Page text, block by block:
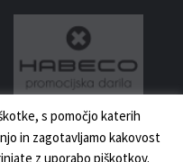
s pomočjo katerih
in zagotavljamo kakovost
z uporabo piškotkov.